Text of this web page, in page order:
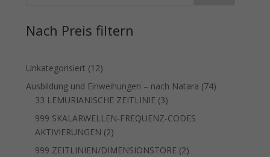
Nach Preis filtern
Unkategorisiert 1212
Produkte
Ausbildung und Einweihungen – nach Natara 7474
33 LEMURIANISCHE ZEITLINIE 33
Produkte
999 SKALARWELLEN-FREQUENZ-CODES
AKTIVIERUNGEN 22
Produkte
999 ZEITLINIEN/DIMENSIONSTORE 22